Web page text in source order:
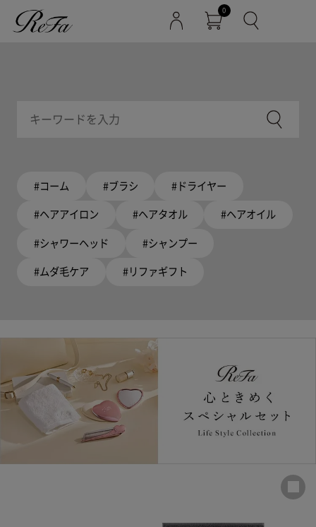
0
#コーム #ブラシ #ドライヤー
#ヘアアイロン #ヘアタオル #ヘアオイル
#シャワーヘッド #シャンプー
#ムダ毛ケア #リファギフト